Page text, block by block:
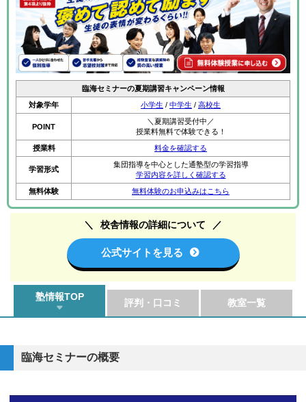
臨海セミナーの夏期講習キャンペーン情報
対象学年
小学生 / 中学生 / 高校生
POINT
＼夏期講習受付中／
授業料無料で体験できる！
授業料
料金を確認する
学習形式
集団指導を中心とした通塾型の学習指導
学習内容を詳しく確認する
無料体験
無料体験のお申込みはこちら
校舎情報の詳細について
公式サイトを見る
塾情報TOP
評判・口コミ 教室一覧
臨海セミナーの概要